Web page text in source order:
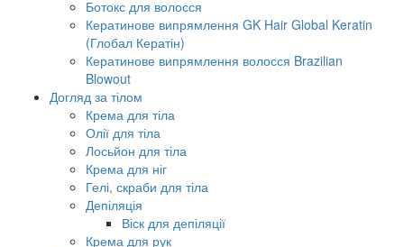
Ботокс для волосся
Кератинове випрямлення GK Hair Global Keratin
(Глобал Кератін)
Кератинове випрямлення волосся Brazilian
Blowout
Догляд за тілом
Крема для тіла
Олії для тіла
Лосьйон для тіла
Крема для ніг
Гелі, скраби для тіла
Депіляція
Віск для депіляції
Крема для рук